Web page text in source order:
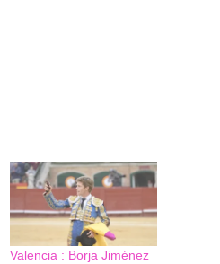
Valencia : Borja Jiménez